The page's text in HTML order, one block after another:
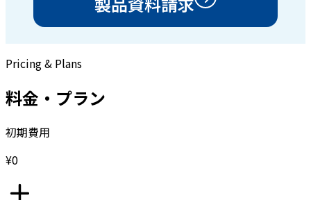
Pricing & Plans
料金・プラン
初期費用
¥0